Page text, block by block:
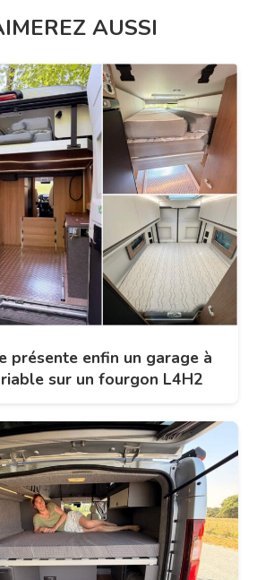
AUSSI
présente enfin un garage à
sur un fourgon L4H2